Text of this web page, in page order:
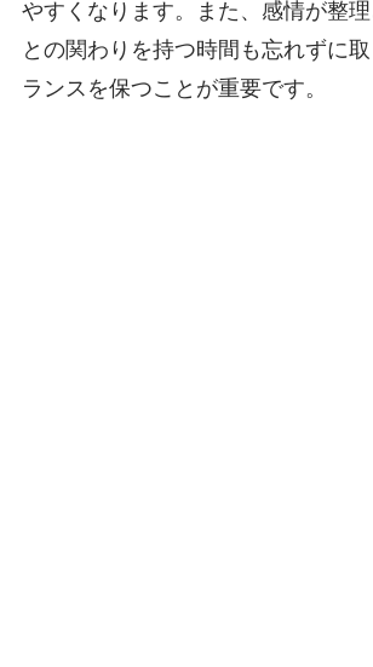
やすくなります。また、感情が整
との関わりを持つ時間も忘れずに
ランスを保つことが重要です。